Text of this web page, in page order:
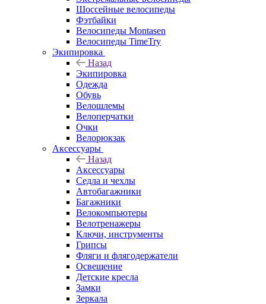
Шоссейные велосипеды
Фэтбайки
Велосипеды Montasen
Велосипеды TimeTry
Экипировка
Назад
Экипировка
Одежда
Обувь
Велошлемы
Велоперчатки
Очки
Велорюкзак
Аксессуары
Назад
Аксессуары
Седла и чехлы
Автобагажники
Багажники
Велокомпьютеры
Велотренажеры
Ключи, инструменты
Грипсы
Фляги и флягодержатели
Освещение
Детские кресла
Замки
Зеркала